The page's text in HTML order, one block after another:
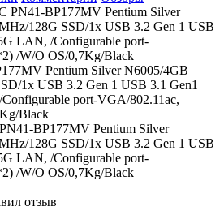
PN41-BP177MV Pentium Silver
128G SSD/1x USB 3.2 Gen 1 USB
LAN, /Configurable port-
/W/O OS/0,7Kg/Black
Pentium Silver N6005/4GB
1x USB 3.2 Gen 1 USB 3.1 Gen1
port-VGA/802.11ac,
Black
BP177MV Pentium Silver
128G SSD/1x USB 3.2 Gen 1 USB
LAN, /Configurable port-
/W/O OS/0,7Kg/Black
отзыв